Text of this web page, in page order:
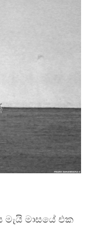
මැයි මාසයේ එක